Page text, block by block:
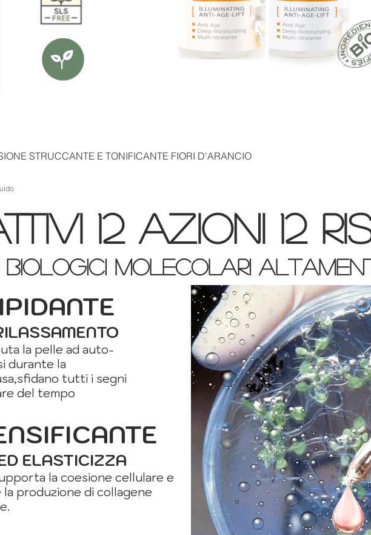
Vista rápida
STRUCCANTE E TONIFICANTE FIORI D'ARANCIO
12 azioni 12
biologici molecolari
la pelle ad auto-
durante la
tutti i segni
del tempo
ELASTICIZZA
la coesione cellulare e
la produzione di collagene